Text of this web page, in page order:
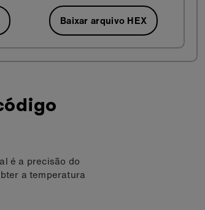
Baixar arquivo HEX
é a precisão do
a temperatura